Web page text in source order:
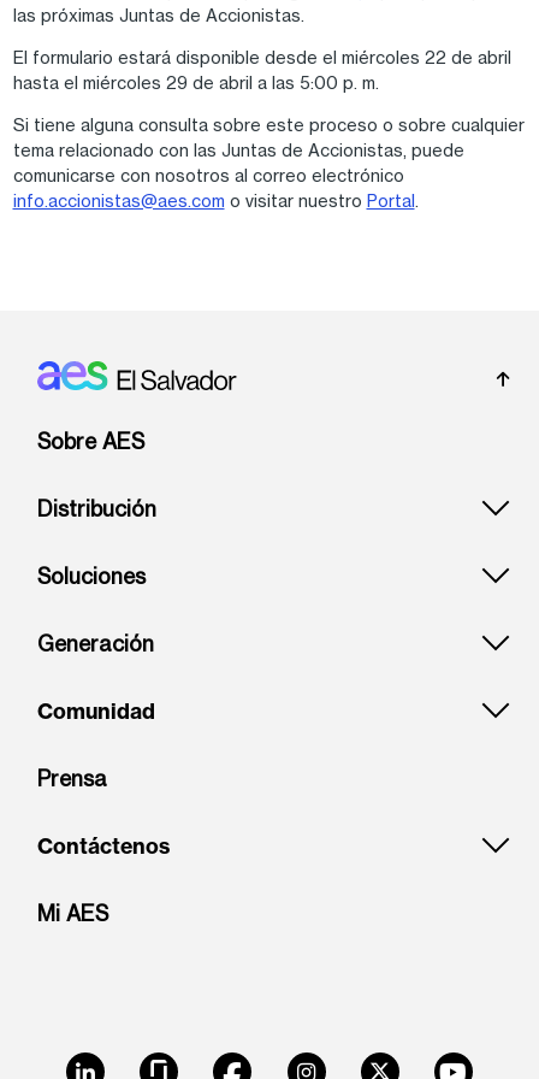
las próximas Juntas de Accionistas.
El formulario estará disponible desde el miércoles 22 de abril
hasta el miércoles 29 de abril a las 5:00 p. m.
Si tiene alguna consulta sobre este proceso o sobre cualquier
tema relacionado con las Juntas de Accionistas, puede
comunicarse con nosotros al correo electrónico
info.accionistas@aes.com o visitar nuestro Portal
Footer: El Salvador
Sobre AES
Distribución
Soluciones
Generación
Comunidad
Prensa
Contáctenos
Mi AES